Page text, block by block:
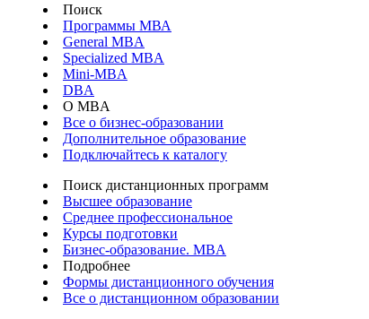
Поиск
Программы МВА
General MBA
Specialized MBA
Mini-MBA
DBA
О MBA
Все о бизнес-образовании
Дополнительное образование
Подключайтесь к каталогу
Поиск дистанционных программ
Высшее образование
Среднее профессиональное
Курсы подготовки
Бизнес-образование. MBA
Подробнее
Формы дистанционного обучения
Все о дистанционном образовании